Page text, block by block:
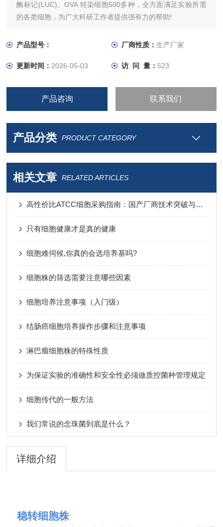
酶标记(LUC)、OVA 转染细胞500多种，全方面满足实验所需
的各类细胞，为广大科研工作者提供强有力的帮助!
阻碍。
产品型号： 厂商性质： 生产厂家
更新时间： 2026-05-03 访 问 量： 523
产品咨询 联系我们
产品分类 PRODUCT CATEGORY
相关文章 RELATED ARTICLES
高性价比ATCC细胞采购指南：国产厂商技术突破与进口替代分析
只有细胞健康才是真的健康
细胞难伺候,你真的会选培养基吗?
细胞株的筛选需要注意哪些因素
细胞培养注意事项（入门级）
结肠癌细胞培养操作步骤和注意事项
淋巴瘤细胞株的特殊性质
为保证实验的准确性和安全性必须做质控菌种管理规定
细胞传代的一般方法
我们常说的念珠菌到底是什么？
详细介绍
稳转细胞株